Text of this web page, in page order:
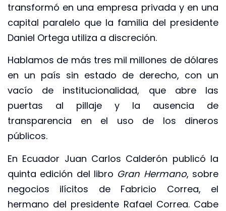
transformó en una empresa privada y en una
capital paralelo que la familia del presidente
Daniel Ortega utiliza a discreción.
Hablamos de más tres mil millones de dólares
en un país sin estado de derecho, con un
vacío de institucionalidad, que abre las
puertas al pillaje y la ausencia de
transparencia en el uso de los dineros
públicos.
En Ecuador Juan Carlos Calderón publicó la
quinta edición del libro Gran Hermano, sobre
negocios ilícitos de Fabricio Correa, el
hermano del presidente Rafael Correa. Cabe